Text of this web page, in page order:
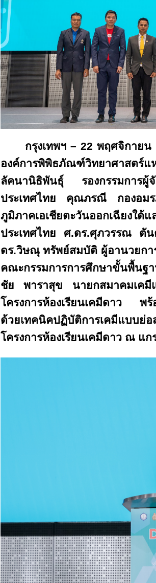
กรุงเทพฯ –22 พฤศจิกายน
องค์การพิพิธภัณฑ์วิทยาศาสตร์แ
ลัคนานิธิพันธุ์ รองกรรมการ
ประเทศไทย คุณภรณี กองอมร
ภูมิภาคเอเชียตะวันออกเฉีย
ประเทศไทย ศ.ดร.ศุภวรรณ ตัน
ดร.วิษณุ ทรัพย์สมบัติ ผู้อานวยกา
คณะกรรมการการศึกษาขั้นพื้นฐ
ชัย พาราสุข นายกสมาคมเคมี
โครงการห้องเรียนเคมีดาว พร้
ด้วยเทคนิคปฏิบัติการเคมีแบ
โครงการห้องเรียนเคมีดาว ณ แ